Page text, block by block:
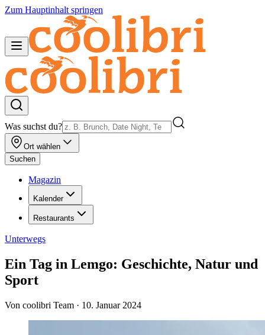
Zum Hauptinhalt springen
Was suchst du?
Ort wählen
Suchen
Magazin
Kalender
Restaurants
Unterwegs
Ein Tag in Lemgo: Geschichte, Natur und
Sport
Von coolibri Team · 10. Januar 2024